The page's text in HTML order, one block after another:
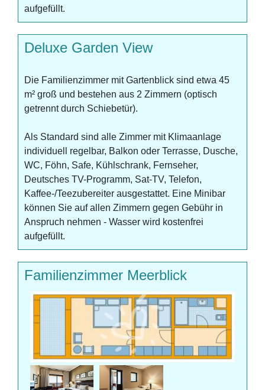
aufgefüllt.
Deluxe Garden View
Die Familienzimmer mit Gartenblick sind etwa 45
m² groß und bestehen aus 2 Zimmern (optisch
getrennt durch Schiebetür).
Als Standard sind alle Zimmer mit Klimaanlage
individuell regelbar, Balkon oder Terrasse, Dusche,
WC, Föhn, Safe, Kühlschrank, Fernseher,
Deutsches TV-Programm, Sat-TV, Telefon,
Kaffee-/Teezubereiter ausgestattet. Eine Minibar
können Sie auf allen Zimmern gegen Gebühr in
Anspruch nehmen - Wasser wird kostenfrei
aufgefüllt.
Familienzimmer Meerblick